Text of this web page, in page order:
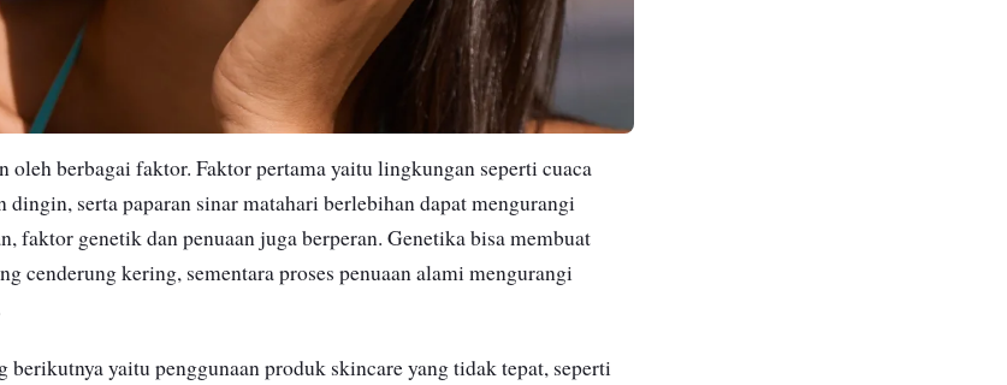
berbagai faktor. Faktor pertama yaitu lingkungan seperti cuaca
dingin, serta paparan sinar matahari berlebihan dapat mengurangi
faktor genetik dan penuaan juga berperan. Genetika bisa membuat
cenderung kering, sementara proses penuaan alami mengurangi
berikutnya yaitu penggunaan produk skincare yang tidak tepat, seperti